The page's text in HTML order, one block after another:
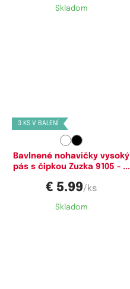
Skladom
3 KS V BALENÍ
Bavlnené nohavičky vysoký
pás s čipkou Zuzka 9105 - ...
€ 5.99/ks
Skladom